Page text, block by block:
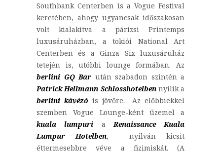
Southbank Centerben is a Vogue Festival
keretében, ahogy ugyancsak időszakosan
volt kialakítva a párizsi Printemps
luxusáruházban, a tokiói National Art
Centerben és a Ginza Six luxusáruház
tetején is, utóbbi lounge formában. Az
berlini GQ Bar után szabadon szintén a
Patrick Hellmann Schlosshotelbennyílik a
berlini kávézóis jövőre. Az előbbiekkel
szemben Vogue Lounge-ként üzemel a
kuala lumpuri a Renaissance Kuala
Lumpur Hotelben, nyilván kicsit
éttermesebbre véve a fizimiskát. (A